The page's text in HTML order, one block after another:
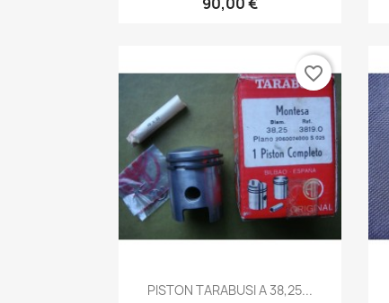
90,00 €
Vista rápida
PISTON TARABUSI A 38,25...
favorite_border